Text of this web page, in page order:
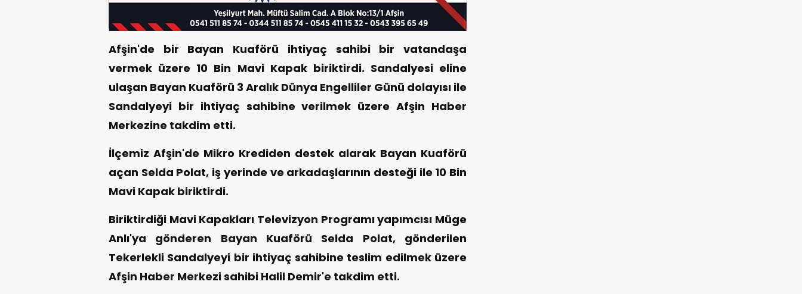
Afşin'de bir Bayan Kuaförü ihtiyaç sahibi bir vatandaşa
vermek üzere 10 Bin Mavi Kapak biriktirdi. Sandalyesi eline
ulaşan Bayan Kuaförü 3 Aralık Dünya Engelliler Günü dolayısı ile
Sandalyeyi bir ihtiyaç sahibine verilmek üzere Afşin Haber
Merkezine takdim etti.
İlçemiz Afşin'de Mikro Krediden destek alarak Bayan Kuaförü
açan Selda Polat, iş yerinde ve arkadaşlarının desteği ile 10 Bin
Mavi Kapak biriktirdi.
Biriktirdiği Mavi Kapakları Televizyon Programı yapımcısı Müge
Anlı'ya gönderen Bayan Kuaförü Selda Polat, gönderilen
Tekerlekli Sandalyeyi bir ihtiyaç sahibine teslim edilmek üzere
Afşin Haber Merkezi sahibi Halil Demir'e takdim etti.